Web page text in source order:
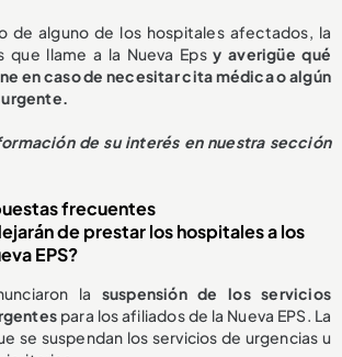
de alguno de los hospitales afectados, la
que llame a la Nueva Epsy averigüe qué
en caso de necesitar cita médica o algún
de su interés en nuestra sección
frecuentes
de prestar los hospitales a los
EPS?
la suspensión de los servicios
para los afiliados de la Nueva EPS. La
se suspendan los servicios de urgencias u